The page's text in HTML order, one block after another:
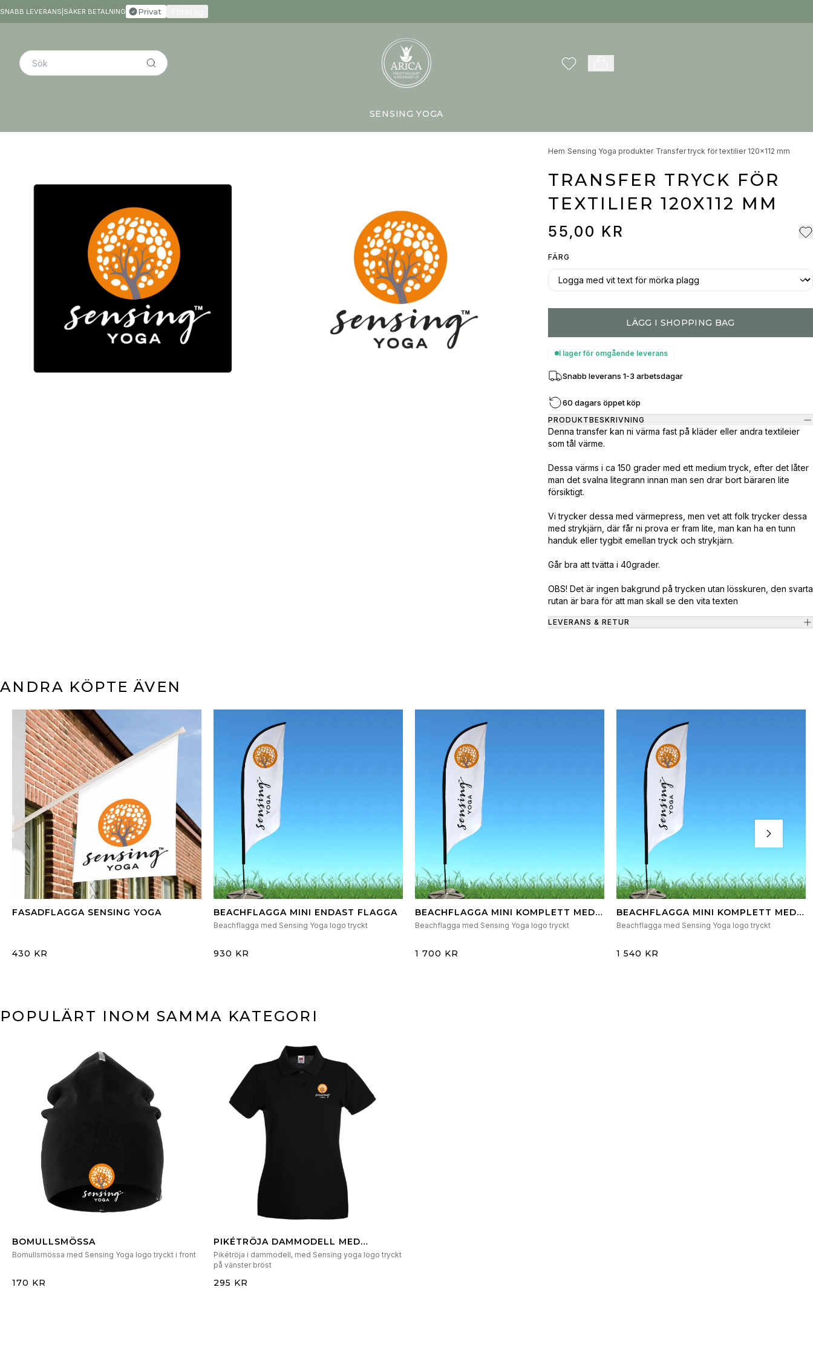
SNABB LEVERANS SÄKER BETALNING Privat
SENSING YOGA
Hem/Sensing Yoga produkter/Transfer tryck för textilier 120x112 mm
TRANSFER TRYCK FÖR
TEXTILIER 120X112 MM
55,00 KR
FÄRG
LÄGG I SHOPPING BAG
I lager för omgående leverans
Snabb leverans 1-3 arbetsdagar
60 dagars öppet köp
PRODUKTBESKRIVNING
Denna transfer kan ni värma fast på kläder eller andra textileier
som tål värme.
Dessa värms i ca 150 grader med ett medium tryck, efter det låter
man det svalna litegrann innan man sen drar bort bäraren lite
försiktigt.
Vi trycker dessa med värmepress, men vet att folk trycker dessa
med strykjärn, där får ni prova er fram lite, man kan ha en tunn
handuk eller tygbit emellan tryck och strykjärn.
Går bra att tvätta i 40grader.
OBS! Det är ingen bakgrund på trycken utan lösskuren, den svarta
rutan är bara för att man skall se den vita texten
LEVERANS & RETUR
ANDRA KÖPTE ÄVEN
FASADFLAGGA SENSING YOGA
430 KR
BEACHFLAGGA MINI ENDAST FLAGGA
Beachflagga med Sensing Yoga logo tryckt
930 KR
BEACHFLAGGA MINI KOMPLETT MED
MAST, VÄSKA, VATTENTYNGD &
Beachflagga med Sensing Yoga logo tryckt
1 700 KR
BEACHFLAGGA MINI KOMPLETT MED
MAST, VÄSKA & JORDSKRUV
Beachflagga med Sensing Yoga logo tryckt
1 540 KR
POPULÄRT INOM SAMMA KATEGORI
BOMULLSMÖSSA
Bomullsmössa med Sensing Yoga logo tryckt i front
170 KR
PIKÉTRÖJA DAMMODELL MED
BRÖSTTRYCK
Pikétröja i dammodell, med Sensing yoga logo tryckt
på vänster bröst
295 KR